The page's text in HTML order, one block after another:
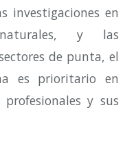
investigaciones en
y las
de punta, el
es prioritario en
y sus